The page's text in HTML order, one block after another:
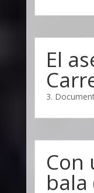
El
3.
Con